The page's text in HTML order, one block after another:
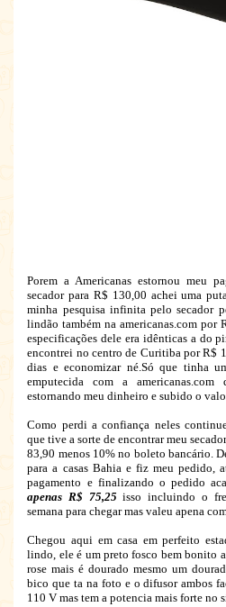
Porem a Americanas estornou meu
secador para R$ 130,00 achei uma
minha pesquisa infinita pelo secador
lindão também na americanas.com por
especificações dele era idênticas a do
encontrei no centro de Curitiba por R$
dias e economizar né.Só que tinha
emputecida com a
estornando meu dinheiro e subido o
Como perdi a confiança neles
que tive a sorte de encontrar meu
83,90 menos 10% no boleto bancário.
para a casas Bahia e fiz meu pedido,
pagamento e finalizando o pedido
apenas R$ 75,25 isso incluindo o
semana para chegar mas valeu apena
Chegou aqui em casa em perfeito
lindo, ele é um preto fosco bem bonito
rose mais é dourado mesmo um
bico que ta na foto e o difusor ambos
110 V mas tem a potencia mais forte no